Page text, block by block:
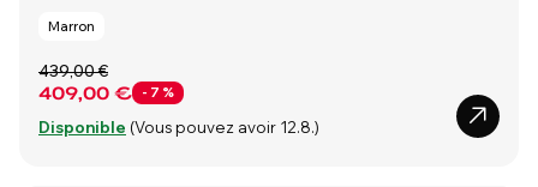
Marron
409,00 € - 7 %
439,00 €
Disponible (Vous pouvez avoir 12.8.)